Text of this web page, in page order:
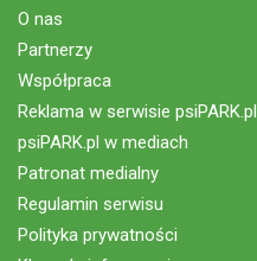
O nas
Partnerzy
Współpraca
Reklama w serwisie psiPARK.pl
psiPARK.pl w mediach
Patronat medialny
Regulamin serwisu
Polityka prywatności